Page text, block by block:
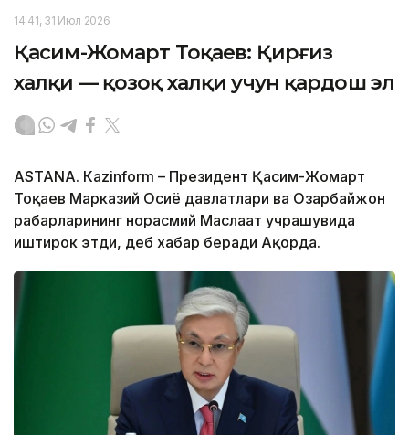
14:41, 31 Июл 2026
Қасим-Жомарт Тоқаев: Қирғиз
халқи — қозоқ халқи учун қардош эл
ASTANА. Кazinform – Президент Қасим-Жомарт
Тоқаев Марказий Осиё давлатлари ва Озарбайжон
раҳбарларининг норасмий Маслаҳат учрашувида
иштирок этди, деб хабар беради Ақорда.